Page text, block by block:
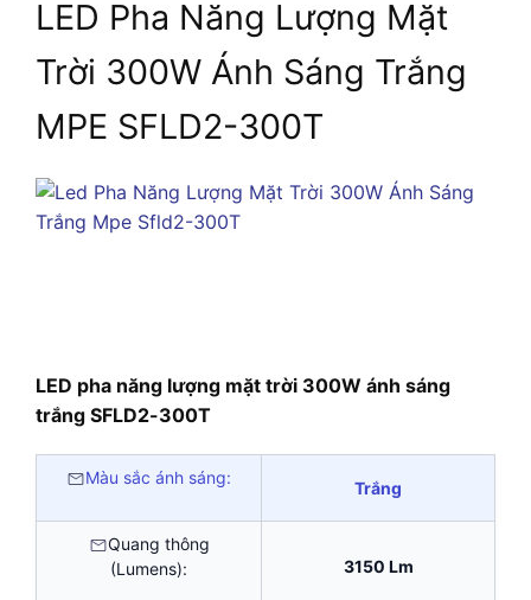
LED Pha Năng Lượng Mặt
Trời 300W Ánh Sáng Trắng
MPE SFLD2-300T
LED pha năng lượng mặt trời 300W ánh sáng
trắng SFLD2-300T
Màu sắc ánh sáng:
Trắng
Quang thông
(Lumens):
3150 Lm